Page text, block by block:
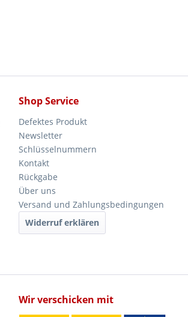
Shop Service
Defektes Produkt
Newsletter
Schlüsselnummern
Kontakt
Rückgabe
Über uns
Versand und Zahlungsbedingungen
Widerruf erklären
Wir verschicken mit